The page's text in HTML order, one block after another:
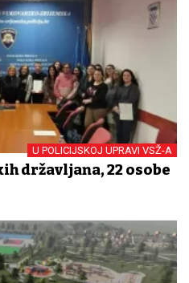
U POLICIJSKOJ UPRAVI VSŽ-A
državljana, 22 osobe